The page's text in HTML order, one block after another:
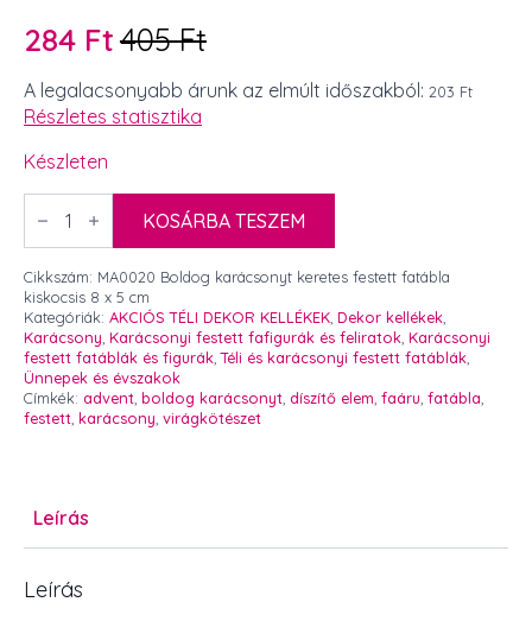
405Ft
Original
price
was:
405 Ft.
284 Ft
Current
price
is:
284 Ft.
A legalacsonyabb árunk az elmúlt időszakból: 203 Ft
Részletes statisztika
Készleten
Boldog
karácsonyt
fatábla
kiskocsis
8
x
5
cm
mennyiség
KOSÁRBA TESZEM
Cikkszám: MA0020 Boldog karácsonyt keretes festett fatábla
kiskocsis 8 x 5 cm
Kategóriák: AKCIÓS TÉLI DEKOR KELLÉKEK Dekor kellékek
Karácsony Karácsonyi festett fafigurák és feliratok Karácsonyi
festett fatáblák és figurák ,Téli és karácsonyi festett fatáblák
Ünnepek és évszakok
Címkék: advent boldog karácsonyt díszítő elem faáru fatábla
festett karácsony virágkötészet
Leírás
Leírás